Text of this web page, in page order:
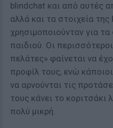
blindchat και από αυτές
αλλά και τα στοιχεία
χρησιμοποιούνταν για
παιδιού. Οι
πελάτες» φαίνεται να
προφίλ τους, ενώ
να αρνούνται τις
τους κάνει το κοριτσάκι
πολύ μικρή.